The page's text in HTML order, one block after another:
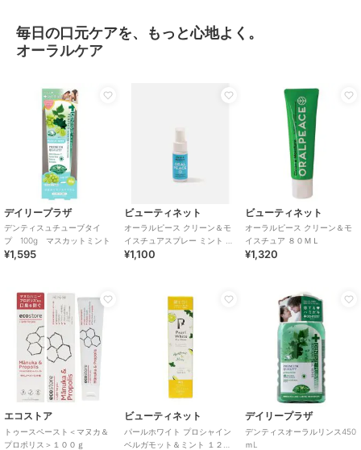
毎日の口元ケアを、もっと心地よく。
オーラルケア
デイリープラザ
デンティスュチューブタイ
プ 100g マスカットミント
¥1,595
ビューティネット
オーラルピース クリーン＆モ
イスチュアスプレー ミント ３
０ＭＬ
¥1,100
ビューティネット
オーラルピース クリーン＆モ
イスチュア ８０ＭＬ
¥1,320
エコストア
トゥースペースト＜マヌカ＆
プロポリス＞１００ｇ
ビューティネット
パールホワイト プロシャイン
ベルガモット＆ミント １２０
デイリープラザ
デンティスオーラルリンス450
ｍL